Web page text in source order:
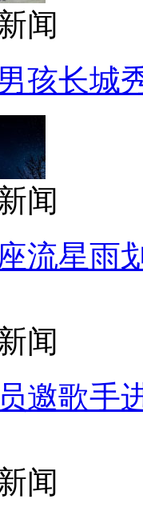
闻
孩长城
闻
流星雨
闻
邀歌手
闻